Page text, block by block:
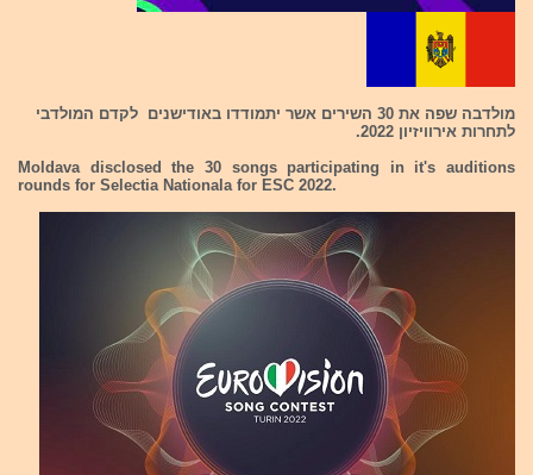
מולדבה שפה את 30 השירים אשר יתמודדו באודישנים לקדם המולדבי
לתחרות אירוויזיון 2022.
Moldava disclosed the 30 songs participating in it's auditions
rounds for Selectia Nationala for ESC 2022.